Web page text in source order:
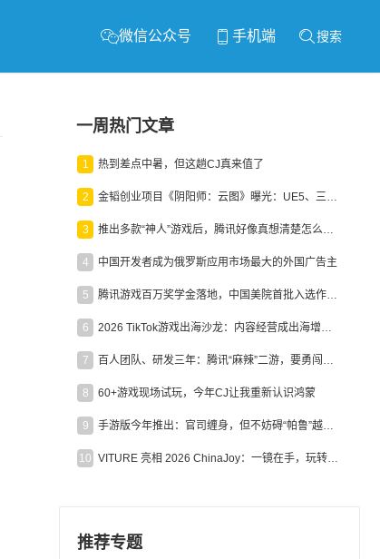
微信公众号 手机端 搜索
一周热门文章
1 热到差点中暑，但这趟CJ真来值了
2 金韬创业项目《阴阳师：云图》曝光：UE5、三端互通、ARPG
3 推出多款“神人”游戏后，腾讯好像真想清楚怎么做二次元了
4 中国开发者成为俄罗斯应用市场最大的外国广告主
5 腾讯游戏百万奖学金落地，中国美院首批入选作品获业内关注
6 2026 TikTok游戏出海沙龙：内容经营成出海增长新引擎
7 百人团队、研发三年：腾讯“麻辣”二游，要勇闯男性恋爱市场
8 60+游戏现场试玩，今年CJ让我重新认识鸿蒙
9 手游版今年推出：官司缠身，但不妨碍“帕鲁”越来越火
10 VITURE 亮相 2026 ChinaJoy：一镜在手，玩转全场！
推荐专题